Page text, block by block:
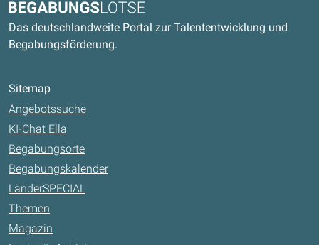
Begabungslotse
Das deutschlandweite Portal zur Talententwicklung und
Begabungsförderung.
Sitemap
Angebotssuche
KI-Chat Ella
Begabungsorte
Begabungskalender
LänderSPECIAL
Themen
Magazin